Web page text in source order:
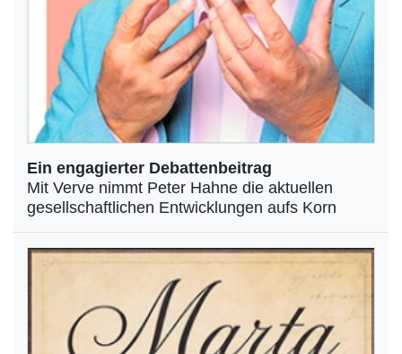
Ein engagierter Debattenbeitrag
Mit Verve nimmt Peter Hahne die aktuellen
gesellschaftlichen Entwicklungen aufs Korn